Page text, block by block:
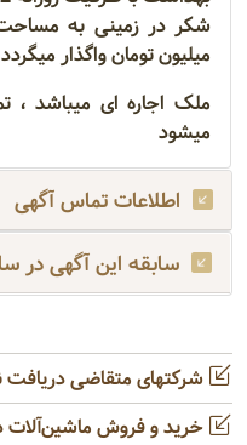
میلیون تومان واگذار میگردد
ملک اجاره ای میباشد ،
میشود
اطلاعات تماس آگهی
سابقه این آگهی در
شرکتهای متقاضی دریافت
خرید و فروش